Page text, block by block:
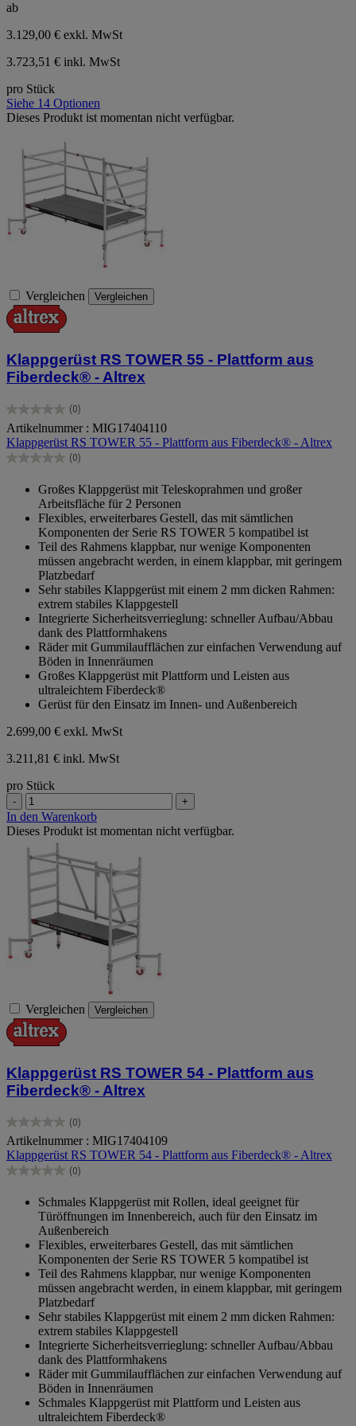
ab
3.129,00 € exkl. MwSt
3.723,51 € inkl. MwSt
pro Stück
Siehe 14 Optionen
Dieses Produkt ist momentan nicht verfügbar.
Vergleichen Vergleichen
Klappgerüst RS TOWER 55 - Plattform aus
Fiberdeck® - Altrex
(0)
0.0
von
5
Sternen.
Artikelnummer : MIG17404110
Klappgerüst RS TOWER 55 - Plattform aus Fiberdeck® - Altrex
(0)
0.0
Sternen.
Großes Klappgerüst mit Teleskoprahmen und großer
Arbeitsfläche für 2 Personen
Flexibles, erweiterbares Gestell, das mit sämtlichen
Komponenten der Serie RS TOWER 5 kompatibel ist
Teil des Rahmens klappbar, nur wenige Komponenten
müssen angebracht werden, in einem klappbar, mit geringem
Platzbedarf
Sehr stabiles Klappgerüst mit einem 2 mm dicken Rahmen:
extrem stabiles Klappgestell
Integrierte Sicherheitsverrieglung: schneller Aufbau/Abbau
dank des Plattformhakens
Räder mit Gummilaufflächen zur einfachen Verwendung auf
Böden in Innenräumen
Großes Klappgerüst mit Plattform und Leisten aus
ultraleichtem Fiberdeck®
Gerüst für den Einsatz im Innen- und Außenbereich
2.699,00 € exkl. MwSt
3.211,81 € inkl. MwSt
pro Stück
- +
In den Warenkorb
Dieses Produkt ist momentan nicht verfügbar.
Vergleichen Vergleichen
Klappgerüst RS TOWER 54 - Plattform aus
Fiberdeck® - Altrex
(0)
0.0
von
5
Sternen.
Artikelnummer : MIG17404109
Klappgerüst RS TOWER 54 - Plattform aus Fiberdeck® - Altrex
(0)
0.0
Sternen.
Schmales Klappgerüst mit Rollen, ideal geeignet für
Türöffnungen im Innenbereich, auch für den Einsatz im
Außenbereich
Flexibles, erweiterbares Gestell, das mit sämtlichen
Komponenten der Serie RS TOWER 5 kompatibel ist
Teil des Rahmens klappbar, nur wenige Komponenten
müssen angebracht werden, in einem klappbar, mit geringem
Platzbedarf
Sehr stabiles Klappgerüst mit einem 2 mm dicken Rahmen:
extrem stabiles Klappgestell
Integrierte Sicherheitsverrieglung: schneller Aufbau/Abbau
dank des Plattformhakens
Räder mit Gummilaufflächen zur einfachen Verwendung auf
Böden in Innenräumen
Schmales Klappgerüst mit Plattform und Leisten aus
ultraleichtem Fiberdeck®